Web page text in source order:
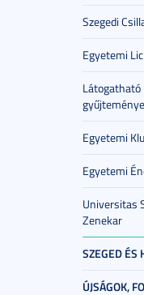
Szegedi
Egyetemi
Egyetemi
Egyetemi
Universitas
Zenekar
SZEGED ÉS
ÚJSÁGOK,